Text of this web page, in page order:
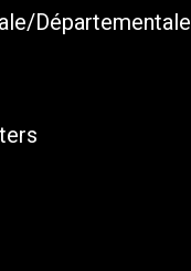
Départementale